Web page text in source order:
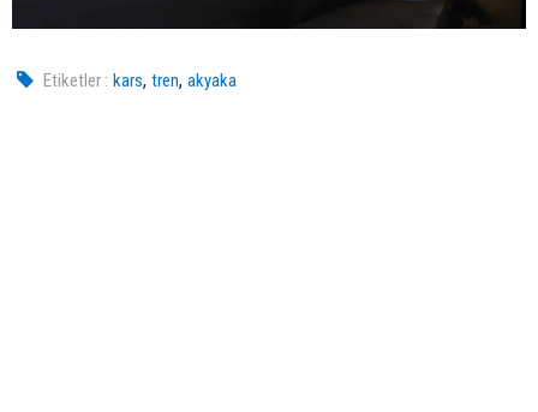
Etiketler : kars,tren,akyaka